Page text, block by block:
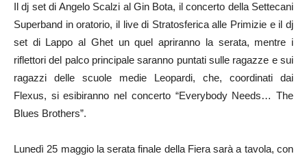
Il dj set di Angelo Scalzi al Gin Bota, il concerto della Settecani
Superband in oratorio, il live di Stratosferica alle Primizie e il dj
set di Lappo al Ghet un quel apriranno la serata, mentre i
riflettori del palco principale saranno puntati sulle ragazze e sui
ragazzi delle scuole medie Leopardi, che, coordinati dai
Flexus, si esibiranno nel concerto “Everybody Needs… The
Blues Brothers”.
Lunedì 25 maggio la serata finale della Fiera sarà a tavola, con